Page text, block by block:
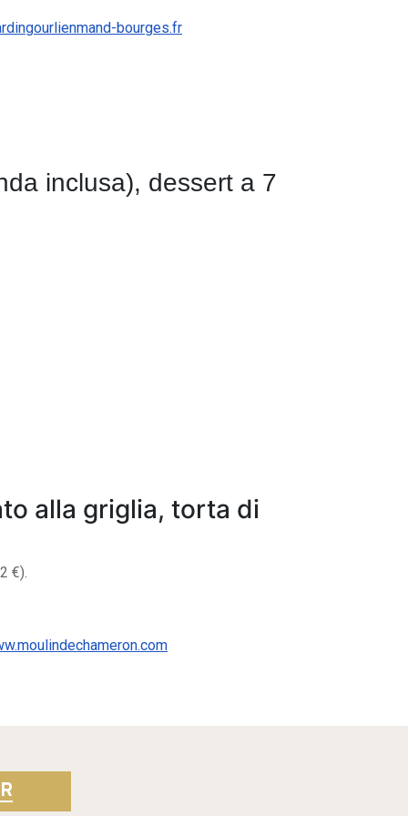
bourges.fr
inclusa), dessert a 7
alla griglia, torta di
€).